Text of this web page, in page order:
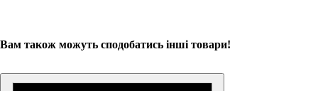
Вам також можуть сподобатись інші товари!